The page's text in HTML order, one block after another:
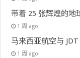
带着 25 张辉煌的地
1 周 ago
马来西亚航空与
1 周 ago